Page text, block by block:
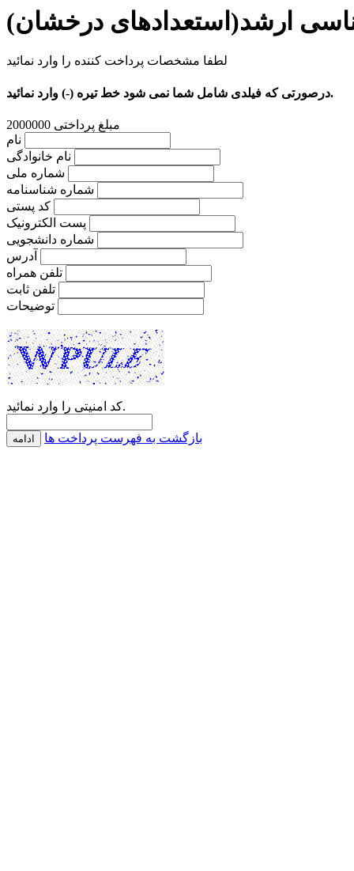
ارشد(استعدادهای درخشان)
لطفا مشخصات پرداخت کننده را وارد نمائید
درصورتی که فیلدی شامل شما نمی شود خط تیره (-) وارد نمائید.
مبلغ پرداختی 2000000
نام
نام خانوادگی
شماره ملی
شماره شناسنامه
کد پستی
شماره دانشجویی
آدرس
تلفن همراه
تلفن ثابت
توضیحات
کد امنیتی را وارد نمائید.
بازگشت به فهرست پرداخت ها